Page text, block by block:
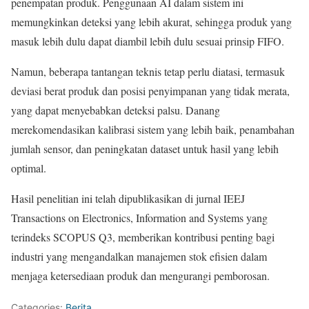
memungkinkan deteksi yang lebih akurat, sehingga produk yang
masuk lebih dulu dapat diambil lebih dulu sesuai prinsip FIFO.
Namun, beberapa tantangan teknis tetap perlu diatasi, termasuk
deviasi berat produk dan posisi penyimpanan yang tidak merata,
yang dapat menyebabkan deteksi palsu. Danang
merekomendasikan kalibrasi sistem yang lebih baik, penambahan
jumlah sensor, dan peningkatan dataset untuk hasil yang lebih
optimal.
Hasil penelitian ini telah dipublikasikan di jurnal IEEJ
Transactions on Electronics, Information and Systems yang
terindeks SCOPUS Q3, memberikan kontribusi penting bagi
industri yang mengandalkan manajemen stok efisien dalam
menjaga ketersediaan produk dan mengurangi pemborosan.